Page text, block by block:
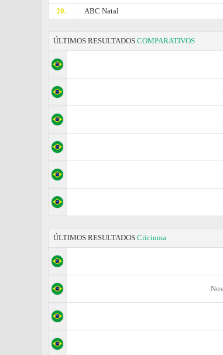
20.
ABC Natal
ÚLTIMOS RESULTADOS COMPARATIVOS
ÚLTIMOS RESULTADOS Criciuma